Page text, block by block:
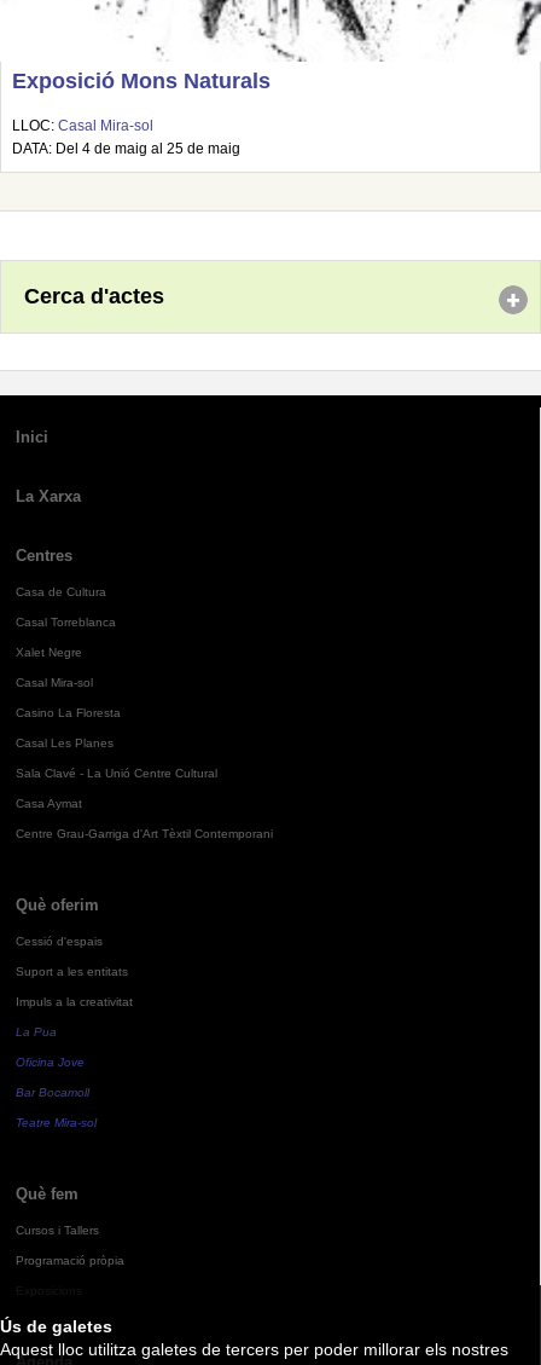
Ús de galetes
Aquest lloc utilitza galetes de tercers per poder millorar els nostres
Exposició Mons Naturals
LLOC: Casal Mira-sol
DATA: Del 4 de maig al 25 de maig
Cerca d'actes
Inici
La Xarxa
Centres
Casa de Cultura
Casal Torreblanca
Xalet Negre
Casal Mira-sol
Casino La Floresta
Casal Les Planes
Sala Clavé - La Unió Centre Cultural
Casa Aymat
Centre Grau-Garriga d'Art Tèxtil Contemporani
Què oferim
Cessió d'espais
Suport a les entitats
Impuls a la creativitat
La Pua
Oficina Jove
Bar Bocamoll
Teatre Mira-sol
Què fem
Cursos i Tallers
Programació pròpia